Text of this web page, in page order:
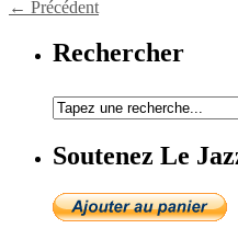
← Précédent
Rechercher
Soutenez Le